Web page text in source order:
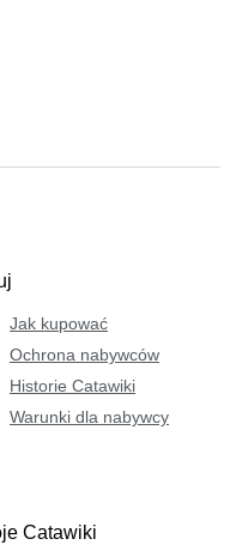
Jak kupować
Ochrona nabywców
Historie Catawiki
Warunki dla nabywcy
Catawiki